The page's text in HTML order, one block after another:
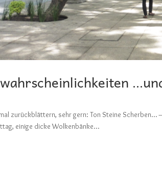
zurückblättern, sehr gern: Ton Steine
einige dicke Wolkenbänke...